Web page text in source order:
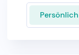
Persönlich